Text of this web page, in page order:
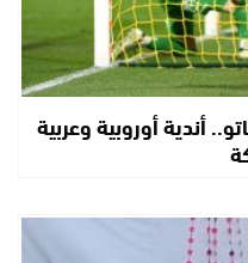
أندية أوروبية وعربية